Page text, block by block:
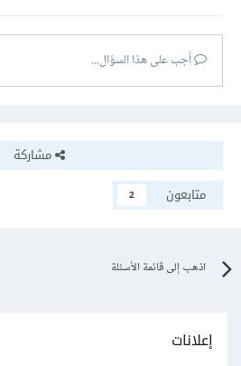
أجب على هذا السؤال...
مشاركة
متابعون
2
اذهب إلى قائمة الأسئلة
إعلانات